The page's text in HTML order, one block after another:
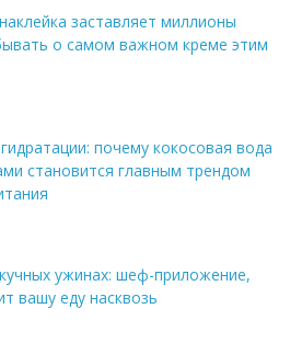
заставляет миллионы
о самом важном креме этим
почему кокосовая вода
становится главным трендом
ужинах: шеф-приложение,
вашу еду насквозь